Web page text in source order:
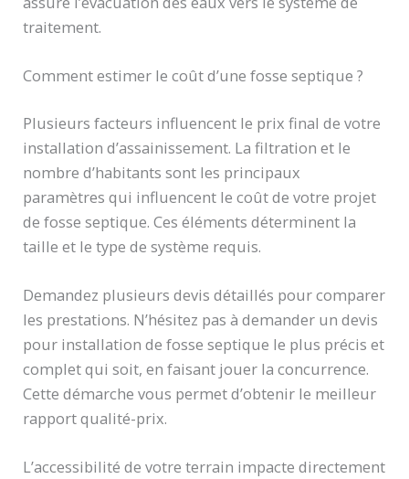
traitement.
Comment estimer le coût d’une fosse septique ?
Plusieurs facteurs influencent le prix final de votre
installation d’assainissement. La filtration et le
nombre d’habitants sont les principaux
paramètres qui influencent le coût de votre projet
de fosse septique. Ces éléments déterminent la
taille et le type de système requis.
Demandez plusieurs devis détaillés pour comparer
les prestations. N’hésitez pas à demander un devis
pour installation de fosse septique le plus précis et
complet qui soit, en faisant jouer la concurrence.
Cette démarche vous permet d’obtenir le meilleur
rapport qualité-prix.
L’accessibilité de votre terrain impacte directement